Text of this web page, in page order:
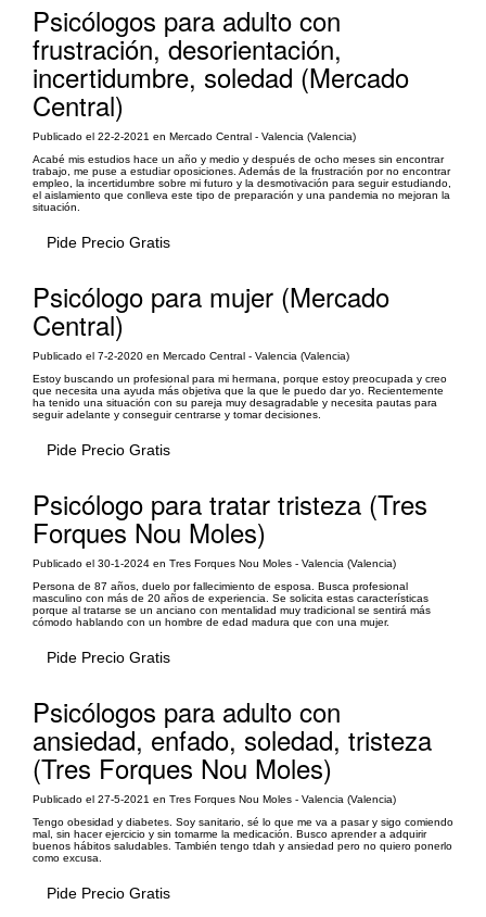
Psicólogos para adulto con
frustración, desorientación,
incertidumbre, soledad (Mercado
Central)
Publicado el 22-2-2021 en Mercado Central - Valencia (Valencia)
Acabé mis estudios hace un año y medio y después de ocho meses sin encontrar
trabajo, me puse a estudiar oposiciones. Además de la frustración por no encontrar
empleo, la incertidumbre sobre mi futuro y la desmotivación para seguir estudiando,
el aislamiento que conlleva este tipo de preparación y una pandemia no mejoran la
situación.
Pide Precio Gratis
Psicólogo para mujer (Mercado
Central)
Publicado el 7-2-2020 en Mercado Central - Valencia (Valencia)
Estoy buscando un profesional para mi hermana, porque estoy preocupada y creo
que necesita una ayuda más objetiva que la que le puedo dar yo. Recientemente
ha tenido una situación con su pareja muy desagradable y necesita pautas para
seguir adelante y conseguir centrarse y tomar decisiones.
Pide Precio Gratis
Psicólogo para tratar tristeza (Tres
Forques Nou Moles)
Publicado el 30-1-2024 en Tres Forques Nou Moles - Valencia (Valencia)
Persona de 87 años, duelo por fallecimiento de esposa. Busca profesional
masculino con más de 20 años de experiencia. Se solicita estas características
porque al tratarse se un anciano con mentalidad muy tradicional se sentirá más
cómodo hablando con un hombre de edad madura que con una mujer.
Pide Precio Gratis
Psicólogos para adulto con
ansiedad, enfado, soledad, tristeza
(Tres Forques Nou Moles)
Publicado el 27-5-2021 en Tres Forques Nou Moles - Valencia (Valencia)
Tengo obesidad y diabetes. Soy sanitario, sé lo que me va a pasar y sigo comiendo
mal, sin hacer ejercicio y sin tomarme la medicación. Busco aprender a adquirir
buenos hábitos saludables. También tengo tdah y ansiedad pero no quiero ponerlo
como excusa.
Pide Precio Gratis